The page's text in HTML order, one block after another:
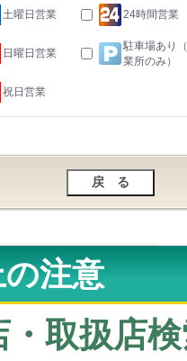
土曜日営業 24時間営業
日曜日営業
駐車場あり
業所のみ）
祝日営業
注意
・取扱店